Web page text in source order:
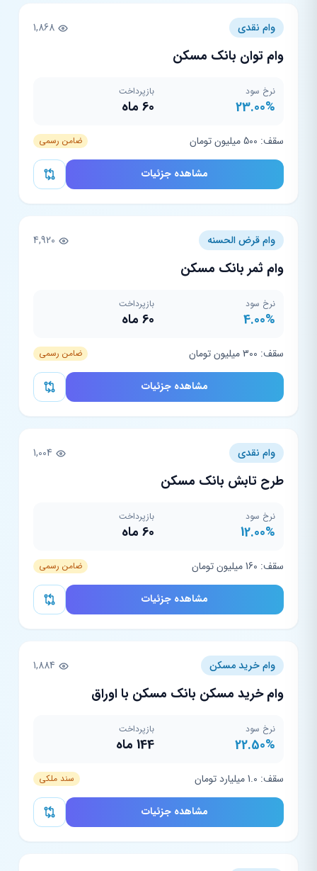
وام نقدی
وام توان بانک مسکن
نرخ سود
23.00%
بازپرداخت
60 ماه
سقف: 500 میلیون تومان ضامن رسمی
مشاهده جزئیات
وام قرض الحسنه
وام ثمر بانک مسکن
نرخ سود
4.00%
بازپرداخت
60 ماه
سقف: 300 میلیون تومان ضامن رسمی
مشاهده جزئیات
وام نقدی
طرح تابش بانک مسکن
نرخ سود
12.00%
بازپرداخت
60 ماه
سقف: 160 میلیون تومان ضامن رسمی
مشاهده جزئیات
وام خرید مسکن
وام خرید مسکن بانک مسکن با اوراق
نرخ سود
22.50%
بازپرداخت
144 ماه
سقف: 1.0 میلیارد تومان سند ملکی
مشاهده جزئیات